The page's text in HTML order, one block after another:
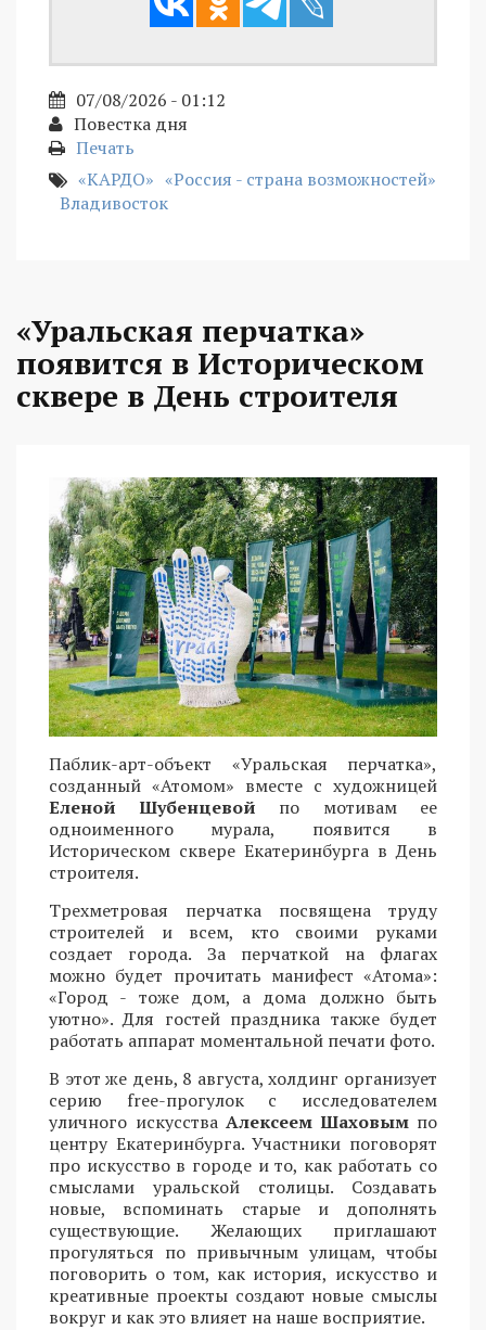
07/08/2026 - 01:12
Повестка дня
Печать
«КАРДО» «Россия - страна возможностей»
Владивосток
«Уральская перчатка»
появится в Историческом
сквере в День строителя
Паблик-арт-объект «Уральская перчатка»,
созданный «Атомом» вместе с художницей
Еленой Шубенцевой по мотивам ее
одноименного мурала, появится в
Историческом сквере Екатеринбурга в День
строителя.
Трехметровая перчатка посвящена труду
строителей и всем, кто своими руками
создает города. За перчаткой на флагах
можно будет прочитать манифест «Атома»:
«Город - тоже дом, а дома должно быть
уютно». Для гостей праздника также будет
работать аппарат моментальной печати фото.
В этот же день, 8 августа, холдинг организует
серию free-прогулок с исследователем
уличного искусства Алексеем Шаховым по
центру Екатеринбурга. Участники поговорят
про искусство в городе и то, как работать со
смыслами уральской столицы. Создавать
новые, вспоминать старые и дополнять
существующие. Желающих приглашают
прогуляться по привычным улицам, чтобы
поговорить о том, как история, искусство и
креативные проекты создают новые смыслы
вокруг и как это влияет на наше восприятие.